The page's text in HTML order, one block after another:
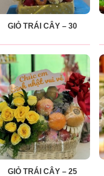
GIỎ TRÁI CÂY – 30
GIỎ TRÁI CÂY – 25